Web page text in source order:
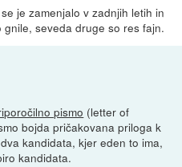
je zamenjalo v zadnjih letih in
seveda druge so res fajn.
pismo (letter of
bojda pričakovana priloga k
kandidata, kjer eden to ima,
kandidata.